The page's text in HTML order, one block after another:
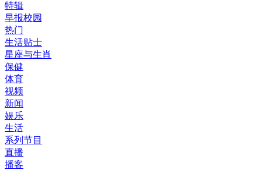
特辑
早报校园
热门
生活贴士
星座与生肖
保健
体育
视频
新闻
娱乐
生活
系列节目
直播
播客